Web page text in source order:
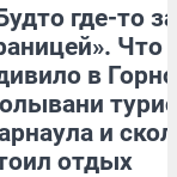
где-то за
Что
в
и
отдых